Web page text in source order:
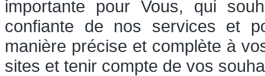
importante pour Vous, qui
confiante de nos services et
manière précise et complète à
sites et tenir compte de vos